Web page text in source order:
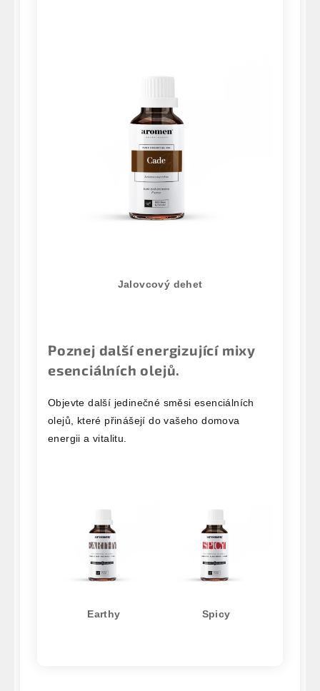
Jalovcový dehet
Poznej další energizující mixy
esenciálních olejů.
Objevte další jedinečné směsi esenciálních
olejů, které přinášejí do vašeho domova
energii a vitalitu.
Earthy Spicy